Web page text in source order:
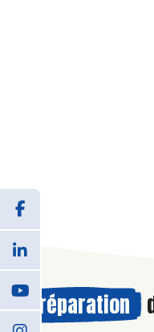
Préparation